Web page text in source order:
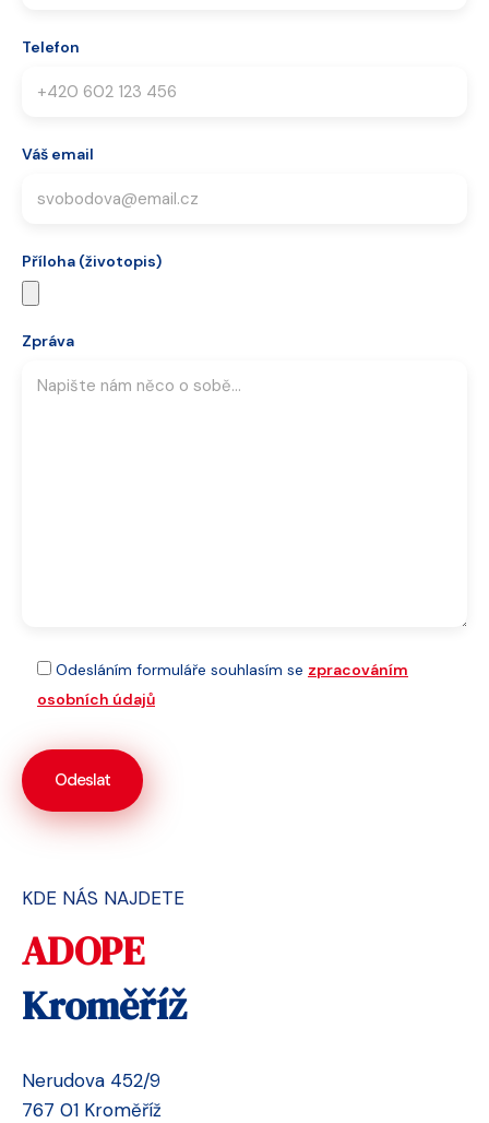
Telefon
Váš email
Příloha (životopis)
Zpráva
Odesláním formuláře souhlasím se zpracováním
osobních údajů
KDE NÁS NAJDETE
ADOPE
Kroměříž
Nerudova 452/9
767 01 Kroměříž